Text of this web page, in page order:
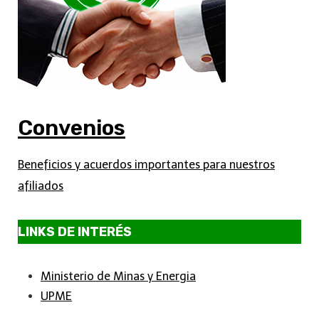
Convenios
Beneficios y acuerdos importantes para nuestros
afiliados
LINKS DE INTERÉS
Ministerio de Minas y Energia
UPME